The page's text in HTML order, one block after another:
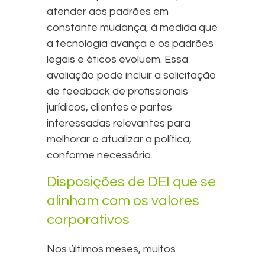
atender aos padrões em
constante mudança, à medida que
a tecnologia avança e os padrões
legais e éticos evoluem. Essa
avaliação pode incluir a solicitação
de feedback de profissionais
jurídicos, clientes e partes
interessadas relevantes para
melhorar e atualizar a política,
conforme necessário.
Disposições de DEI que se
alinham com os valores
corporativos
Nos últimos meses, muitos